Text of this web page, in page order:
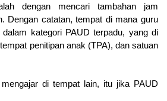
dengan mencari tambahan jam
Dengan catatan, tempat di mana guru
kategori PAUD terpadu, yang di
penitipan anak (TPA), dan satuan
di tempat lain, itu jika PAUD